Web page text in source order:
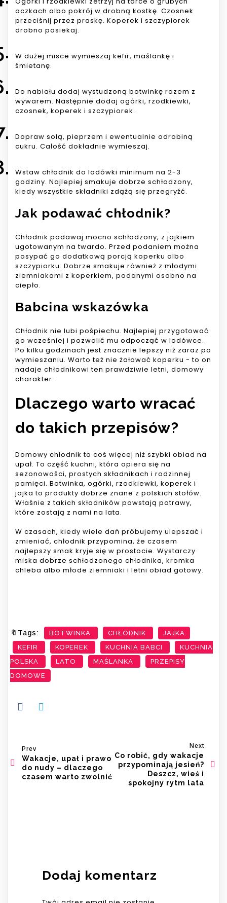
oczkach albo pokrój w drobną kostkę. Czosnek
przeciśnij przez praskę. Koperek i szczypiorek
drobno posiekaj.
W dużej misce wymieszaj kefir, maślankę i
śmietanę.
Do nabiału dodaj wystudzoną botwinkę razem z
wywarem. Następnie dodaj ogórki, rzodkiewki,
czosnek, koperek i szczypiorek.
Dopraw solą, pieprzem i ewentualnie odrobiną
cukru. Całość dokładnie wymieszaj.
Wstaw chłodnik do lodówki minimum na 2-3
godziny. Najlepiej smakuje dobrze schłodzony,
kiedy wszystkie składniki zdążą się przegryźć.
Jak podawać chłodnik?
Chłodnik podawaj mocno schłodzony, z jajkiem
ugotowanym na twardo. Przed podaniem można
posypać go dodatkową porcją koperku albo
szczypiorku. Dobrze smakuje również z młodymi
ziemniakami z koperkiem, podanymi osobno na
ciepło.
Babcina wskazówka
Chłodnik nie lubi pośpiechu. Najlepiej przygotować
go wcześniej i pozwolić mu odpocząć w lodówce.
Po kilku godzinach jest znacznie lepszy niż zaraz po
wymieszaniu. Warto też nie żałować koperku - to on
nadaje chłodnikowi ten prawdziwie letni, domowy
charakter.
Dlaczego warto wracać
do takich przepisów?
Domowy chłodnik to coś więcej niż szybki obiad na
upał. To część kuchni, która opiera się na
sezonowości, prostych składnikach i rodzinnej
pamięci. Botwinka, ogórki, rzodkiewki, koperek i
jajka to produkty dobrze znane z polskich stołów.
Właśnie z takich składników powstają potrawy,
które zostają z nami na lata.
W czasach, kiedy wiele dań próbujemy ulepszać i
zmieniać, chłodnik przypomina, że czasem
najlepszy smak kryje się w prostocie. Wystarczy
miska dobrze schłodzonego chłodnika, kromka
chleba albo młode ziemniaki i letni obiad gotowy.
🔖Tags: BOTWINKA CHŁODNIK
JAJKA
KEFIR
KOPEREK KUCHNIA BABCI
KUCHNIA
POLSKA
LATO MAŚLANKA
PRZEPISY
DOMOWE
Prev
Wakacje, upał i prawo
do nudy – dlaczego
czasem warto zwolnić
Next
Co robić, gdy wakacje
przypominają jesień?
Deszcz, wieś i
spokojny rytm lata
Dodaj komentarz